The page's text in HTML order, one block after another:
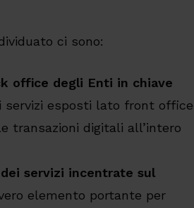
ci sono:
office degli Enti in chiave
servizi esposti lato front office
transazioni digitali all’intero
servizi incentrate sul
elemento portante per